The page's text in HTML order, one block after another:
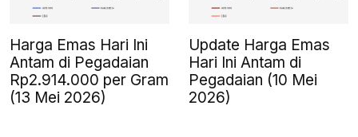
Harga Emas Hari Ini
Antam di Pegadaian
Rp2.914.000 per Gram
(13 Mei 2026)
Update Harga Emas
Hari Ini Antam di
Pegadaian (10 Mei
2026)